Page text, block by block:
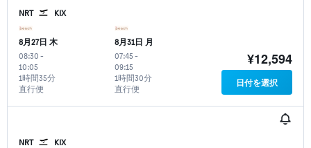
NRT KIX
8月27日 木
08:30 -
10:05
直行便
1時間35分
8月31日 月
07:45 -
09:15
直行便
1時間30分
¥12,594
日付を選択
NRT KIX